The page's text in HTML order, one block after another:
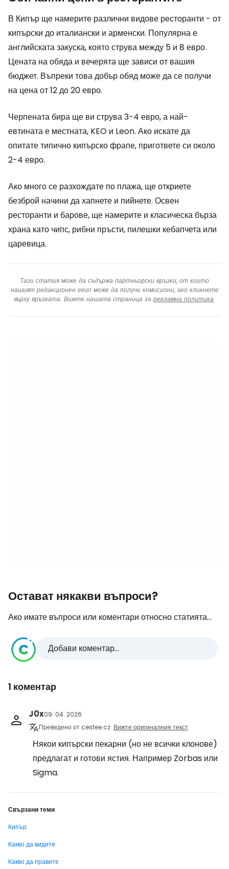
В Кипър ще намерите различни видове ресторанти - от
кипърски до италиански и арменски. Популярна е
английската закуска, която струва между 5 и 8 евро.
Цената на обяда и вечерята ще зависи от вашия
бюджет. Въпреки това добър обяд може да се получи
на цена от 12 до 20 евро.
Черпената бира ще ви струва 3-4 евро, а най-
евтината е местната, KEO и Leon. Ако искате да
опитате типично кипърско фрапе, пригответе си около
2-4 евро.
Ако много се разхождате по плажа, ще откриете
безброй начини да хапнете и пийнете. Освен
ресторанти и барове, ще намерите и класическа бърза
храна като чипс, рибни пръсти, пилешки кебапчета или
царевица.
Тази статия може да съдържа партньорски връзки, от които
нашият редакционен екип може да получи комисиони, ако кликнете
върху връзката. Вижте нашата страница за рекламна политика.
Остават някакви въпроси?
Ако имате въпроси или коментари относно статията...
Добави коментар...
1 коментар
J0x09. 04. 2026
Преведено от cestee.cz Вижте оригиналния текст
Някои кипърски пекарни (но не всички клонове)
предлагат и готови ястия. Например Zorbas или
Sigma.
Свързани теми
Кипър
Какво да видите
Какво да правите